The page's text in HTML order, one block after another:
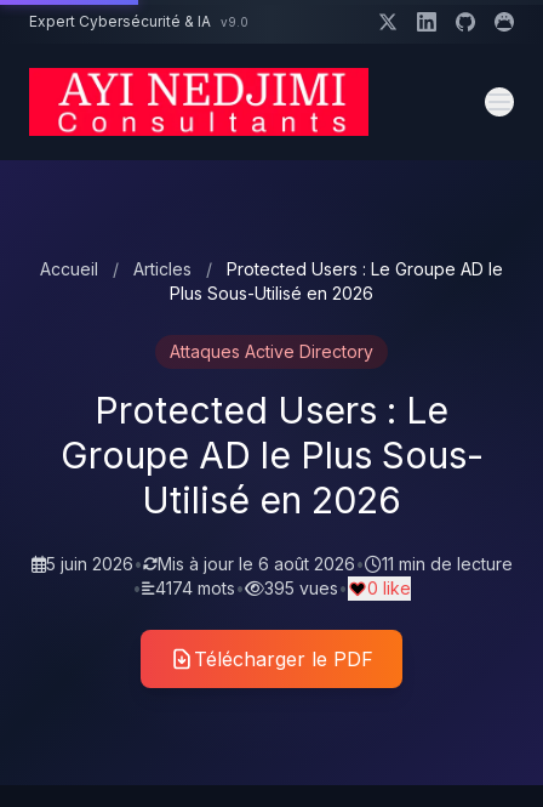
Aller au contenu principal
Expert Cybersécurité & IA v9.0
Accueil / Articles /
Protected Users : Le Groupe AD le
Plus Sous-Utilisé en 2026
Attaques Active Directory
Protected Users : Le
Groupe AD le Plus Sous-
Utilisé en 2026
5 juin 2026• Mis à jour le 6 août 2026•
11 min de lecture
•
4174 mots• 395 vues• 0 like
Télécharger le PDF
Un projet cybersécurité ?